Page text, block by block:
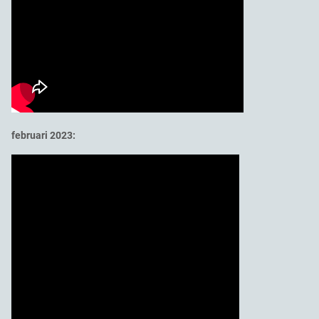
februari 2023: